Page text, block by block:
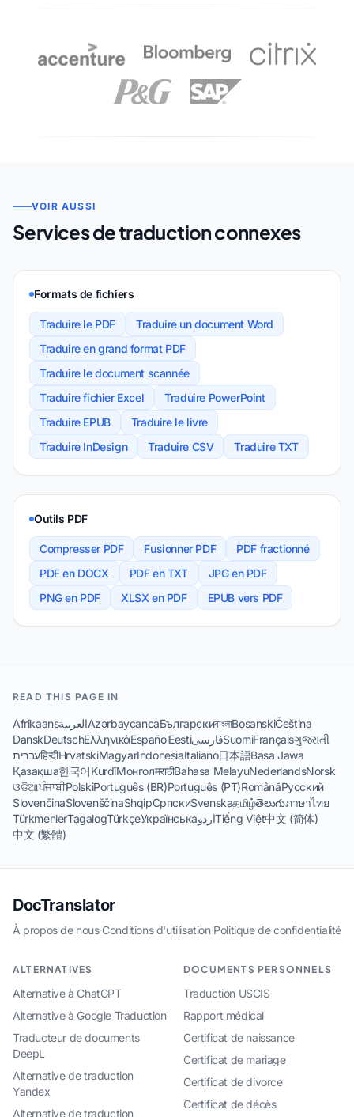
VOIR AUSSI
Services de traduction connexes
Formats de fichiers
Traduire le PDF
Traduire un document Word
Traduire en grand format PDF
Traduire le document scannée
Traduire fichier Excel
Traduire PowerPoint
Traduire EPUB
Traduire le livre
Traduire InDesign
Traduire CSV Traduire TXT
Outils PDF
Compresser PDF Fusionner PDF
PDF fractionné
PDF en DOCX
PDF en TXT
JPG en PDF
PNG en PDF
XLSX en PDF EPUB vers PDF
READ THIS PAGE IN
AfrikaansالعربيةAzərbaycancaБългарскиবাংলাBosanskiČeština
DanskDeutschΕλληνικάEspañolEestiفارسیSuomiFrançaisગુજરાતી
עבריתहिन्दीHrvatskiMagyarIndonesiaItaliano日本語Basa Jawa
Қазақша한국어KurdîМонголमराठीBahasa MelayuNederlandsNorsk
ଓଡିଆਪੰਜਾਬੀPolskiPortuguês (BR)Português (PT)RomânăРусский
SlovenčinaSlovenščinaShqipСрпскиSvenskaதமிழ்తెలుగుภาษาไทย
TürkmenlerTagalogTürkçeУкраїнськаاردوTiếng Việt中文 (简体)
中文 (繁體)
DocTranslator
À propos de nous·Conditions d'utilisation·Politique de confidentialité
ALTERNATIVES
Alternative à ChatGPT
Alternative à Google Traduction
Traducteur de documents
DeepL
Alternative de traduction
Yandex
Alternative de traduction
DOCUMENTS PERSONNELS
Traduction USCIS
Rapport médical
Certificat de naissance
Certificat de mariage
Certificat de divorce
Certificat de décès